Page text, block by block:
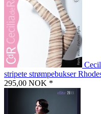
stripete strømpebukser
295,00 NOK *